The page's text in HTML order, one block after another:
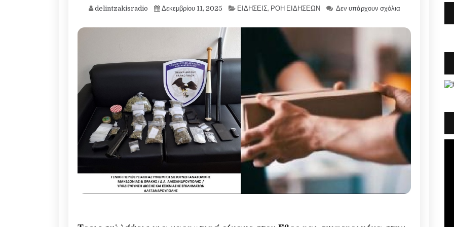
delintzakisradio Δεκεμβρίου 11, 2025 ΕΙΔΗΣΕΙΣ, ΡΟΗ ΕΙΔΗΣΕΩΝ Δεν υπάρχουν σχόλια